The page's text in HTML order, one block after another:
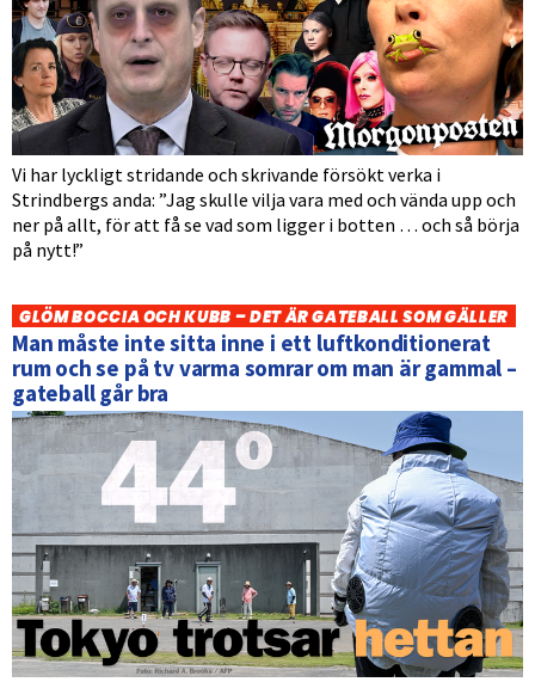
Vi har lyckligt stridande och skrivande försökt verka i
Strindbergs anda: ”Jag skulle vilja vara med och vända upp och
ner på allt, för att få se vad som ligger i botten … och så börja
på nytt!”
GLÖM BOCCIA OCH KUBB – DET ÄR GATEBALL SOM GÄLLER
Man måste inte sitta inne i ett luftkonditionerat
rum och se på tv varma somrar om man är gammal –
gateball går bra